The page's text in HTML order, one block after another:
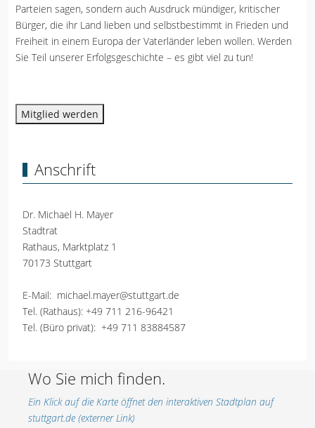
Parteien sagen, sondern auch Ausdruck mündiger, kritischer
Bürger, die ihr Land lieben und selbstbestimmt in Frieden und
Freiheit in einem Europa der Vaterländer leben wollen. Werden
Sie Teil unserer Erfolgsgeschichte – es gibt viel zu tun!
Mitglied werden
Anschrift
Dr. Michael H. Mayer
Stadtrat
Rathaus, Marktplatz 1
70173 Stuttgart
E-Mail: michael.mayer@stuttgart.de
Tel. (Rathaus): +49 711 216-96421
Tel. (Büro privat): +49 711 83884587
Wo Sie mich finden.
Ein Klick auf die Karte öffnet den interaktiven Stadtplan auf
stuttgart.de (externer Link)